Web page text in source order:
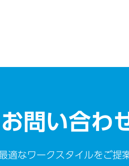
問い合わ
適なワークスタイルをご提